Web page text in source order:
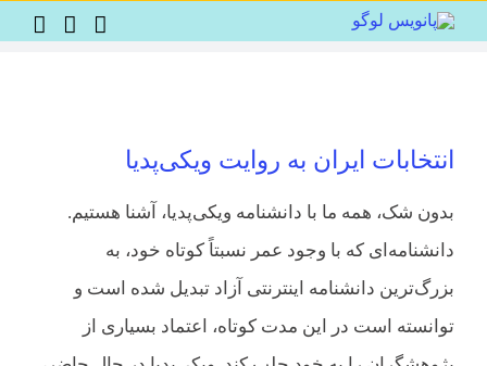
to
انتخابات ایران به روایت ویکی‌پدیا
بدون شک، همه ما با دانشنامه ویکی‌پدیا، آشنا هستیم.
دانشنامه‌ای که با وجود عمر نسبتاً کوتاه خود، به
بزرگ‌ترین دانشنامه اینترنتی آزاد تبدیل شده است و
توانسته است در این مدت کوتاه، اعتماد بسیاری از